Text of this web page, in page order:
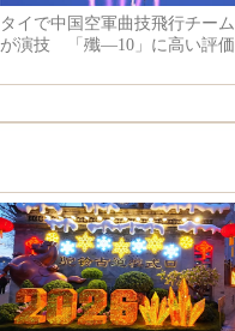
タイで中国空軍曲技飛行チーム
が演技 「殲―10」に高い評価